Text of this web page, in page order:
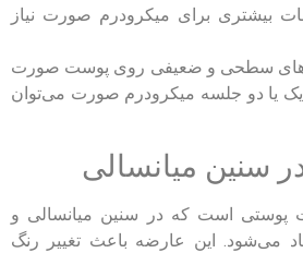
بیشتری برای میکرودرم صورت نیاز
سطحی و ضعیفی روی پوست صورت
یک یا دو جلسه میکرودرم صورت می‌توان
سنین میانسالی
پوستی است که در سنین میانسالی و
می‌شود. این عارضه باعث تغییر رنگ